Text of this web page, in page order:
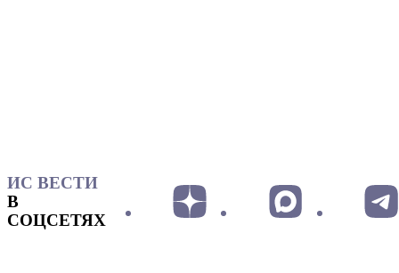
ИС ВЕСТИ
В
СОЦСЕТЯХ